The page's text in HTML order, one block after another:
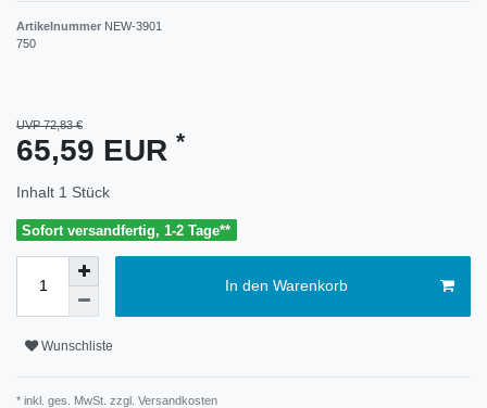
Artikelnummer NEW-3901
750
UVP 72,83 €
65,59 EUR *
Inhalt 1 Stück
Sofort versandfertig, 1-2 Tage**
In den Warenkorb
Wunschliste
* inkl. ges. MwSt. zzgl. Versandkosten